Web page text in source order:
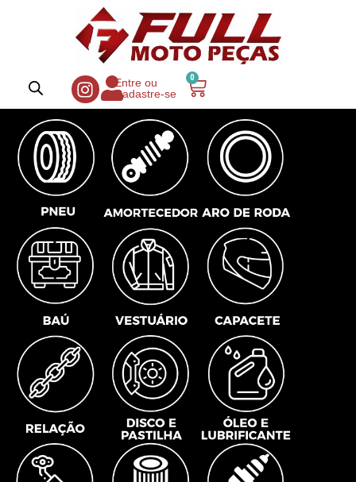
Entre ou
Cadastre-se
0